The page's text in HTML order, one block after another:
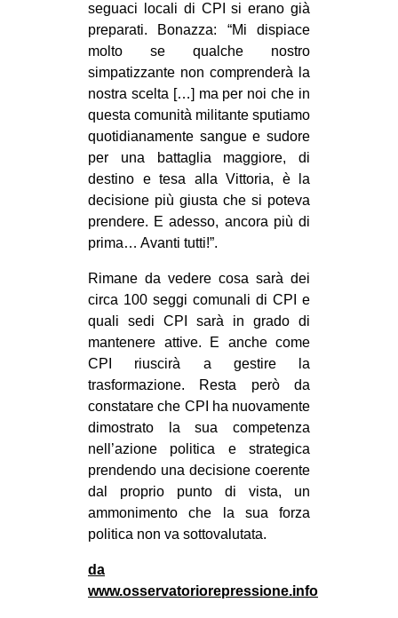
seguaci locali di CPI si erano già
preparati. Bonazza: “Mi dispiace
molto se qualche nostro
simpatizzante non comprenderà la
nostra scelta […] ma per noi che in
questa comunità militante sputiamo
quotidianamente sangue e sudore
per una battaglia maggiore, di
destino e tesa alla Vittoria, è la
decisione più giusta che si poteva
prendere. E adesso, ancora più di
prima… Avanti tutti!”.
Rimane da vedere cosa sarà dei
circa 100 seggi comunali di CPI e
quali sedi CPI sarà in grado di
mantenere attive. E anche come
CPI riuscirà a gestire la
trasformazione. Resta però da
constatare che CPI ha nuovamente
dimostrato la sua competenza
nell’azione politica e strategica
prendendo una decisione coerente
dal proprio punto di vista, un
ammonimento che la sua forza
politica non va sottovalutata.
da
www.osservatoriorepressione.info